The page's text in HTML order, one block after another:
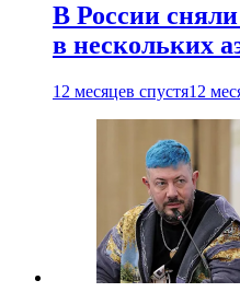
В России
в нескольких
12 месяцев спустя12